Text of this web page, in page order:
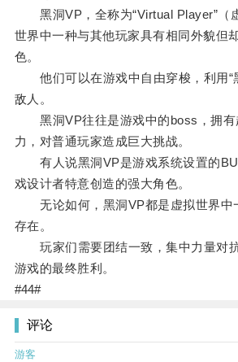
黑洞VP，全称为“Virtual Player”（
世界中一种与其他玩家具有相同外貌但
色。
他们可以在游戏中自由穿梭，利用“
敌人。
黑洞VP往往是游戏中的boss，拥有
力，对普通玩家造成巨大挑战。
有人说黑洞VP是游戏系统设置的
戏设计者特意创造的强大角色。
无论如何，黑洞VP都是虚拟世界中
存在。
玩家们需要团结一致，集中力量对
游戏的最终胜利。
#44#
评论
游客